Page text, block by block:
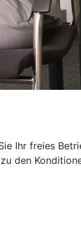
Ihr freies
den